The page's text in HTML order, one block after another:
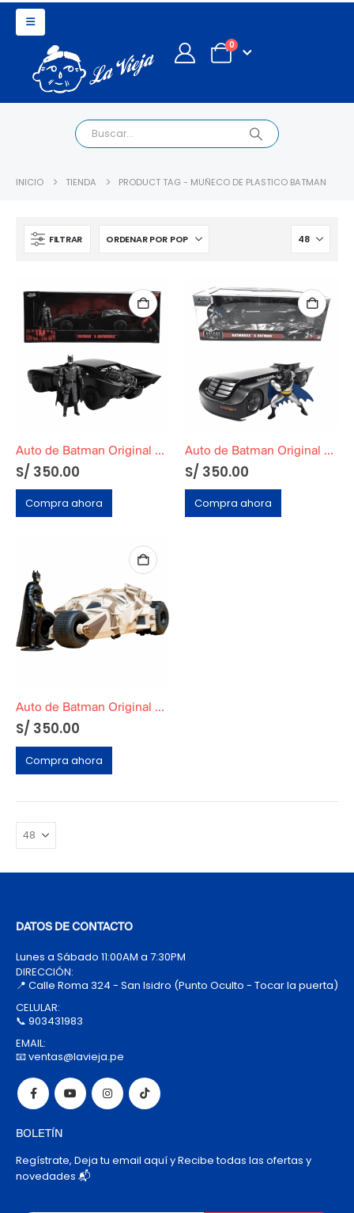
0
INICIO TIENDA PRODUCT TAG - MUÑECO DE PLASTICO BATMAN
FILTRAR
Auto de Batman Original En Caja
S/ 350.00
Compra ahora
Auto de Batman Original En Caja
S/ 350.00
Compra ahora
Auto de Batman Original En Caja
S/ 350.00
Compra ahora
DATOS DE CONTACTO
Lunes a Sábado 11:00AM a 7:30PM
DIRECCIÓN:
📍 Calle Roma 324 - San Isidro (Punto Oculto - Tocar la puerta)
CELULAR:
📞 903431983
EMAIL:
📧 ventas@lavieja.pe
BOLETÍN
Regístrate, Deja tu email aquí y Recibe todas las ofertas y
novedades 📬